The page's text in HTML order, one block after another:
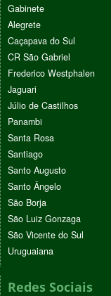
Gabinete
Alegrete
Caçapava do Sul
CR São Gabriel
Frederico Westphalen
Jaguari
Júlio de Castilhos
Panambi
Santa Rosa
Santiago
Santo Augusto
Santo Ângelo
São Borja
São Luiz Gonzaga
São Vicente do Sul
Uruguaiana
Redes Sociais